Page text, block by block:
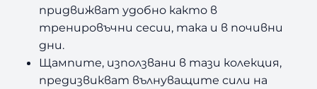
придвижват удобно както в
тренировъчни сесии, така и в почивни
дни.
Щампите, използвани в тази колекция,
предизвикват вълнуващите сили на